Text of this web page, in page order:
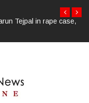
ଭବନରେ ମେଗା ରକ୍ତଦାନ